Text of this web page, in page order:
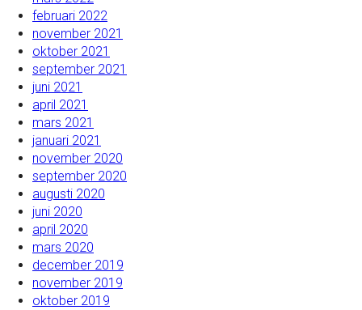
februari 2022
november 2021
oktober 2021
september 2021
juni 2021
april 2021
mars 2021
januari 2021
november 2020
september 2020
augusti 2020
juni 2020
april 2020
mars 2020
december 2019
november 2019
oktober 2019